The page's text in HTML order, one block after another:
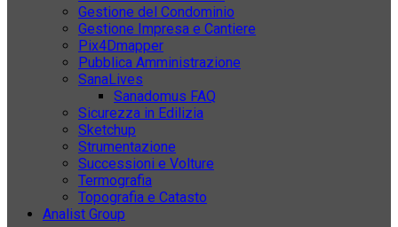
Gestione del Condominio
Gestione Impresa e Cantiere
Pix4Dmapper
Pubblica Amministrazione
SanaLives
Sanadomus FAQ
Sicurezza in Edilizia
Sketchup
Strumentazione
Successioni e Volture
Termografia
Topografia e Catasto
Analist Group